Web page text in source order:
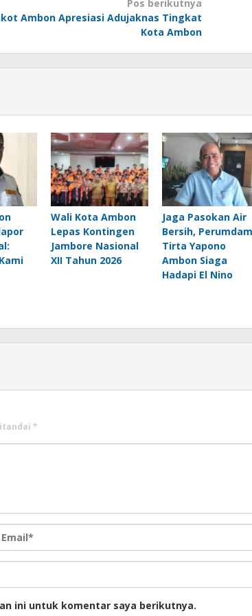
Pos berikutnya
Ambon Apresiasi Adujaknas Tingkat
Kota Ambon
Wali Kota Ambon
Lepas Kontingen
Jambore Nasional
XII Tahun 2026
Jaga Pasokan Air
Bersih, Perumdam
Tirta Yapono
Ambon Siaga
Hadapi El Nino
*
ini untuk komentar saya berikutnya.